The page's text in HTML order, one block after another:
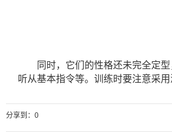
同时，它们的性格还未完全定
听从基本指令等。训练时要注意采
分享到： 0